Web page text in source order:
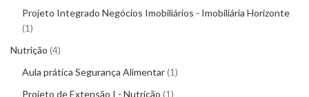
Projeto Integrado Negócios Imobiliários - Imobiliária Horizonte
1
Nutrição 4
Aula prática Segurança Alimentar 1
Projeto de Extensão I - Nutrição 1